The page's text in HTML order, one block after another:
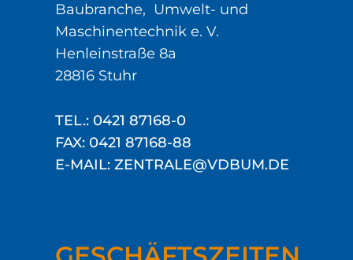
Baubranche, Umwelt- und
Maschinentechnik e. V.
Henleinstraße 8a
28816 Stuhr
TEL.: 0421 87168-0
FAX: 0421 87168-88
E-MAIL: ZENTRALE@VDBUM.DE